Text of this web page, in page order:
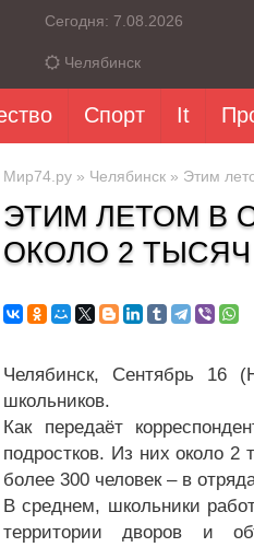
Сегодня: 7.08.2026
Челябинск
Спорт It
Мир74.ру » Челябинск » Этим
ЭТИМ ЛЕТОМ В
ОКОЛО 2
Челябинск, Сентябрь 16
школьников.
Как передаёт
подростков. Из них около 2
более 300 человек – в
В среднем, школьники
территории дворов и